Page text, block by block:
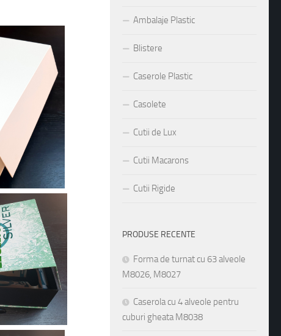
Ambalaje Plastic
Blistere
Caserole Plastic
Casolete
Cutii de Lux
Cutii Macarons
Cutii Rigide
PRODUSE RECENTE
Forma de turnat cu 63 alveole
M8026, M8027
Caserola cu 4 alveole pentru
cuburi gheata M8038